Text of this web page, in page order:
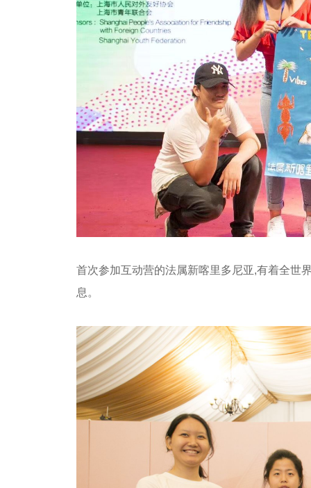
首次参加互动营的法属新喀里多尼亚,有着全世
息。